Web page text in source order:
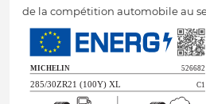
de la compétition automobile au